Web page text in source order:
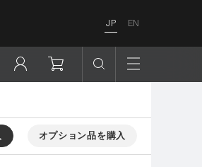
JP EN
オプション品を購入